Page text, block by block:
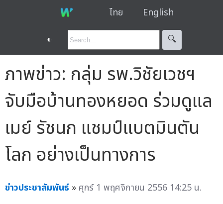
ไทย English
◐ 🔍︎
ภาพข่าว: กลุ่ม รพ.วิชัยเวชฯ
จับมือบ้านทองหยอด ร่วมดูแล
เมย์ รัชนก แชมป์แบตมินตัน
โลก อย่างเป็นทางการ
ข่าวประชาสัมพันธ์ » ศุกร์ 1 พฤศจิกายน 2556 14:25 น.